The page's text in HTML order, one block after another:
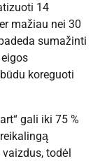
14
mažiau nei 30
sumažinti
koreguoti
gali iki 75 %
​​todėl